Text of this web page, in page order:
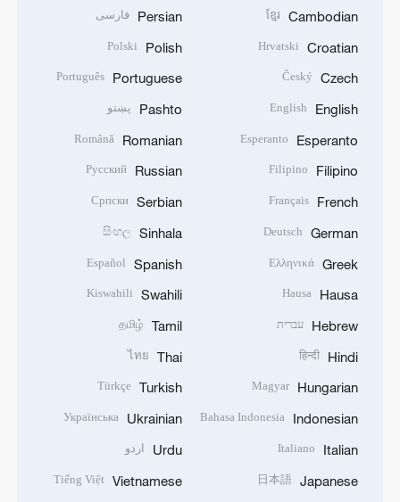
Cambodian
ខ្មែរ
Croatian
Hrvatski
Czech
Český
English
English
Esperanto
Esperanto
Filipino
Filipino
French
Français
German
Deutsch
Greek
Ελληνικά
Hausa
Hausa
Hebrew עברית
Hindi
हिन्दी
Hungarian
Magyar
Indonesian
Bahasa Indonesia
Italian
Italiano
Japanese
日本語
Persian فارسی
Polish
Polski
Portuguese
Português
Pashto پښتو
Romanian
Română
Russian
Русский
Serbian
Српски
Sinhala
සිංහල
Spanish
Español
Swahili
Kiswahili
Tamil
தமிழ்
Thai
ไทย
Turkish
Türkçe
Ukrainian
Українська
Urdu اردو
Vietnamese
Tiếng Việt